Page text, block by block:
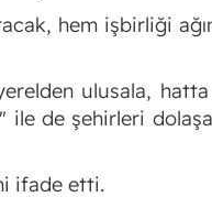
hem işbirliği
ulusala, hatta
ile de şehirleri
ifade etti.